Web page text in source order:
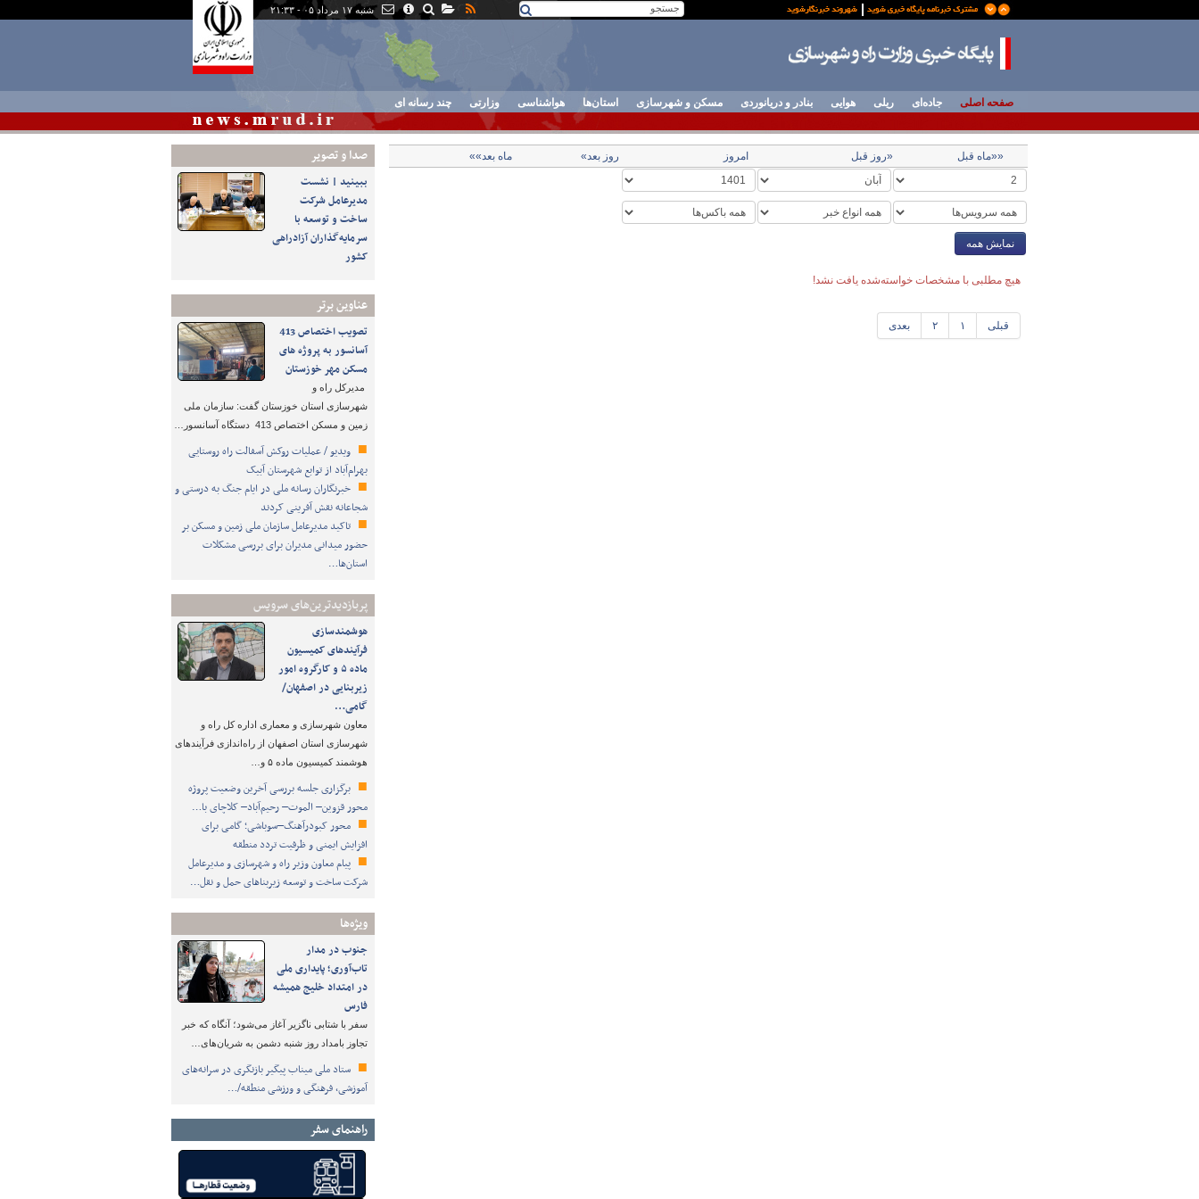
شنبه ۱۷ مرداد ۰۵ - ۲۱:۳۳
صفحه اصلی جاده‌ای ریلی هوایی بنادر و دریانوردی مسکن و شهرسازی استان‌ها هواشناسی وزارتی چند رسانه ای
صدا و تصوير
ببینید | نشست
مدیرعامل شرکت
ساخت و توسعه با
سرمایه‌گذاران آزادراهی
کشور
عناوین برتر
تصویب اختصاص 413
آسانسور به پروژه های
مسکن مهر خوزستان
مدیرکل راه و
شهرسازی استان خوزستان گفت: سازمان ملی
زمین و مسکن اختصاص 413 دستگاه آسانسور…
ویدیو / عملیات روکش آسفالت راه روستایی
بهرام‌آباد از توابع شهرستان آبیک
خبرنگاران رسانه ملی در ایام جنگ به درستی و
شجاعانه نقش آفرینی کردند
تاکید مدیرعامل سازمان ملی زمین و مسکن بر
حضور میدانی مدیران برای بررسی مشکلات
استان‌ها…
پربازدیدترین‌های سرویس
هوشمندسازی
فرآیندهای کمیسیون
ماده ۵ و کارگروه امور
زیربنایی در اصفهان/
گامی…
معاون شهرسازی و معماری اداره کل راه و
شهرسازی استان اصفهان از راه‌اندازی فرآیندهای
هوشمند کمیسیون ماده ۵ و…
برگزاری جلسه بررسی آخرین وضعیت پروژه
محور قزوین– الموت– رحیم‌آباد– کلاچای با…
محور کبودرآهنگ–سوباشی؛ گامی برای
افزایش ایمنی و ظرفیت تردد منطقه
پیام معاون وزیر راه و شهرسازی و مدیرعامل
شرکت ساخت و توسعه زیربناهای حمل و نقل…
ویژه‌ها
جنوب در مدار
تاب‌آوری؛ پایداری ملی
در امتداد خلیج همیشه
فارس
سفر با شتابی ناگزیر آغاز می‌شود؛ آنگاه که خبر
تجاوز بامداد روز شنبه دشمن به شریان‌های…
ستاد ملی میناب پیگیر بازنگری در سرانه‌های
آموزشی، فرهنگی و ورزشی منطقه/…
راهنمای سفر
««ماه قبل «روز قبل امروز روز بعد» ماه بعد»»
نمایش همه
هیچ مطلبی با مشخصات خواسته‌شده یافت نشد!
قبلی ۱ ۲ بعدی